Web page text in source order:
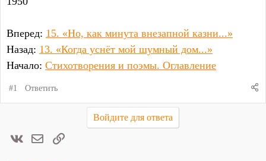
Вперед: 15. «Но, как минута внезапной казни...»
Назад: 13. «Когда уснёт мой шумный дом...»
Начало: Стихотворения и поэмы. Оглавление
#1 Ответить
Войдите для ответа
ВконтактеЭлектронная почта
Ссылка